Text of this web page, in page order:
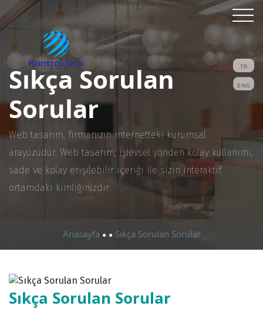
TR
ENG
Sıkça Sorulan
Sorular
Web tasarım, firmanızın internetteki kurumsal
arayüzüdür. Web tasarım, işlevsel yönden kolay kullanımı,
sade ve kolay erişilebilir içeriği ile sizin interaktif
ortamdaki kimliğinizdir.
Anasayfa ● ● Sıkça Sorulan Sorular
Sıkça Sorulan Sorular